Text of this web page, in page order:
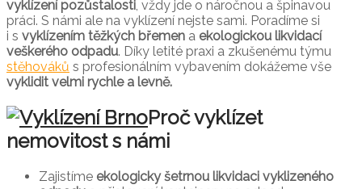
vyklízení pozůstalosti, vždy jde o náročnou a špinavou
práci. S námi ale na vyklízení nejste sami. Poradíme si
i s vyklízením těžkých břemen a ekologickou likvidací
veškerého odpadu. Díky letité praxi a zkušenému týmu
stěhováků s profesionálním vybavením dokážeme vše
vyklidit velmi rychle a levně.
Proč vyklízet
nemovitost s námi
Zajistíme ekologicky šetrnou likvidaci vyklizeného